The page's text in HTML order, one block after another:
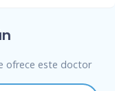
ofrece este doctor